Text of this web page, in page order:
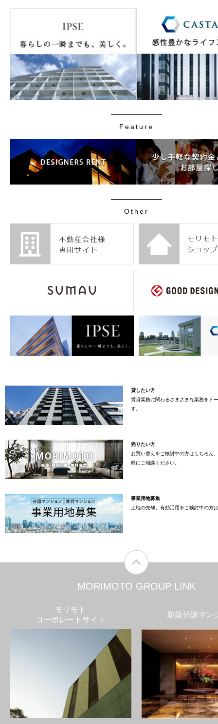
Feature
Other
貸したい方
賃貸業務に関わるさまざまな業務をト
す。
売りたい方
お買い替えをご検討中の方はもちろん
軽にご相談ください。
事業用地募集
土地の売却、有効活用をご検討中の方
MORIMOTO GROUP LINK
モリモト
コーポレートサイト
新築分譲マン